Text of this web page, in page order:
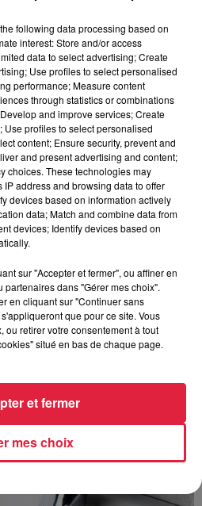
de l’eau brune sort des
à Strasbourg :
Trautmann réagit
de Mulhouse : rencontre
flamants rouges
following data processing based on
interest: Store and/or access
data to select advertising; Create
Use profiles to select personalised
performance; Measure content
through statistics or combinations
and improve services; Create
profiles to select personalised
content; Ensure security, prevent and
and present advertising and content;
choices. These technologies may
address and browsing data to offer
devices based on information actively
data; Match and combine data from
devices; Identify devices based on
sur "Accepter et fermer", ou affiner en
dans "Gérer mes choix".
en cliquant sur "Continuer sans
que pour ce site. Vous
ou retirer votre consentement à tout
situé en bas de chaque page.
mes choix
et fermer